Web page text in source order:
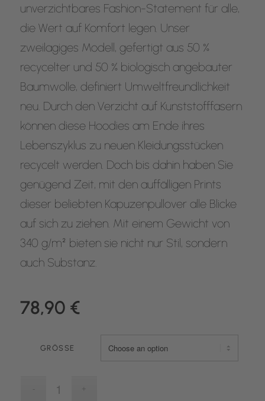
unverzichtbares Fashion-Statement für alle,
die Wert auf Komfort legen. Unser
zweilagiges Modell, gefertigt aus 50 %
recycelter und 50 % biologisch angebauter
Baumwolle, definiert Umweltfreundlichkeit
neu. Durch den Verzicht auf Kunststofffasern
können diese Hoodies am Ende ihres
Lebenszyklus zu neuen Kleidungsstücken
recycelt werden. Doch bis dahin haben Sie
genügend Zeit, mit den auffälligen Prints
dieser beliebten Kapuzenpullover alle Blicke
auf sich zu ziehen. Mit einem Gewicht von
340 g/m² bieten sie nicht nur Stil, sondern
auch Substanz.
78,90 €
GRÖSSE